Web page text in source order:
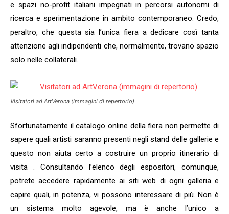
e spazi no-profit italiani impegnati in percorsi autonomi di
ricerca e sperimentazione in ambito contemporaneo. Credo,
peraltro, che questa sia l’unica fiera a dedicare così tanta
attenzione agli indipendenti che, normalmente, trovano spazio
solo nelle collaterali.
Visitatori ad ArtVerona (immagini di repertorio)
Sfortunatamente il catalogo online della fiera non permette di
sapere quali artisti saranno presenti negli stand delle gallerie e
questo non aiuta certo a costruire un proprio itinerario di
visita . Consultando l’elenco degli espositori, comunque,
potrete accedere rapidamente ai siti web di ogni galleria e
capire quali, in potenza, vi possono interessare di più. Non è
un sistema molto agevole, ma è anche l’unico a